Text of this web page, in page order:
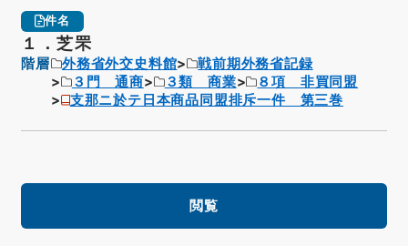
件名
１．芝罘
階層 外務省外交史料館
戦前期外務省記録
３門 通商
３類 商業
８項 非買同盟
支那ニ於テ日本商品同盟排斥一件 第三巻
閲覧